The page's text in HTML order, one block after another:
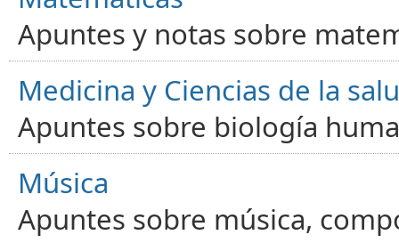
Apuntes y notas sobre
Medicina y Ciencias de la
Apuntes sobre biología
Música
Apuntes sobre música,